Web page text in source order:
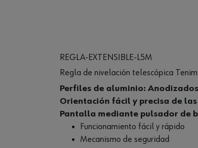
REGLA-EXTENSIBLE-L5M
Regla de nivelación telescópica
Perfiles de aluminio:
Orientación fácil y precisa de
Pantalla mediante pulsador de
Funcionamiento fácil y rápido
Mecanismo de seguridad